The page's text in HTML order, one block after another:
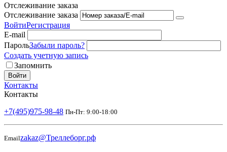
Отслеживание заказа
Отслеживание заказа
ВойтиРегистрация
E-mail
ПарольЗабыли пароль?
Создать учетную запись
Запомнить
Войти
Контакты
Контакты
+7(495)975-98-48 Пн-Пт: 9:00-18:00
Emailzakaz@Треллеборг.рф